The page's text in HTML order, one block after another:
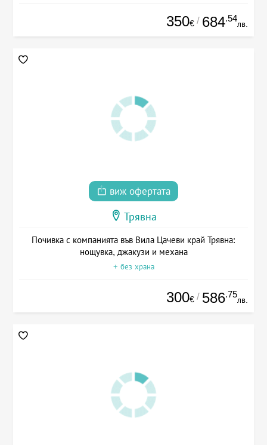
350€ / 684.54
лв.
виж офертата
Трявна
Почивка с компанията във Вила Цачеви край Трявна:
нощувка, джакузи и механа
+ без храна
300€ / 586.75
лв.